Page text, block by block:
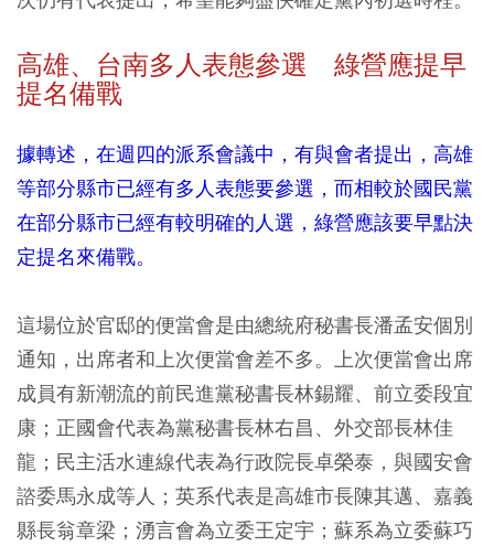
高雄、台南多人表態參選 綠營應提早
提名備戰
據轉述，在週四的派系會議中，有與會者提出，高雄
等部分縣市已經有多人表態要參選，而相較於國民黨
在部分縣市已經有較明確的人選，綠營應該要早點決
定提名來備戰。
這場位於官邸的便當會是由總統府秘書長潘孟安個別
通知，出席者和上次便當會差不多。上次便當會出席
成員有新潮流的前民進黨秘書長林錫耀、前立委段宜
康；正國會代表為黨秘書長林右昌、外交部長林佳
龍；民主活水連線代表為行政院長卓榮泰，與國安會
諮委馬永成等人；英系代表是高雄市長陳其邁、嘉義
縣長翁章梁；湧言會為立委王定宇；蘇系為立委蘇巧